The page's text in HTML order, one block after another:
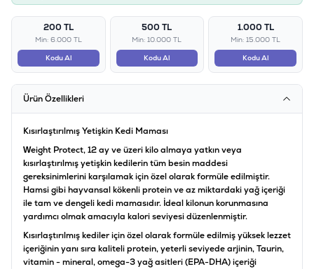
200 TL
Min: 6.000 TL
Kodu Al
500 TL
Min: 10.000 TL
Kodu Al
1.000 TL
Min: 15.000 TL
Kodu Al
Ürün Özellikleri
Kısırlaştırılmış Yetişkin Kedi Maması
Weight Protect, 12 ay ve üzeri kilo almaya yatkın veya
kısırlaştırılmış yetişkin kedilerin tüm besin maddesi
gereksinimlerini karşılamak için özel olarak formüle edilmiştir.
Hamsi gibi hayvansal kökenli protein ve az miktardaki yağ içeriği
ile tam ve dengeli kedi mamasıdır. İdeal kilonun korunmasına
yardımcı olmak amacıyla kalori seviyesi düzenlenmiştir.
Kısırlaştırılmış kediler için özel olarak formüle edilmiş yüksek lezzet
içeriğinin yanı sıra kaliteli protein, yeterli seviyede arjinin, Taurin,
vitamin - mineral, omega-3 yağ asitleri (EPA-DHA) içeriği